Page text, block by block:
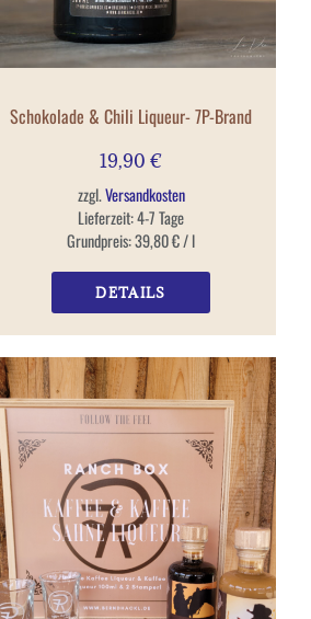
Schokolade & Chili Liqueur- 7P-Brand
19,90 €
zzgl.Versandkosten
Lieferzeit:4-7 Tage
Grundpreis:39,80€/l
DETAILS